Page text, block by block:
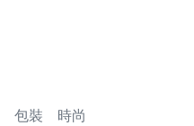
包裝 時尚